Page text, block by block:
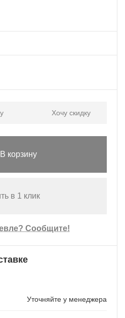
Хочу скидку
В корзину
в 1 клик
Сообщите!
Уточняйте у менеджера